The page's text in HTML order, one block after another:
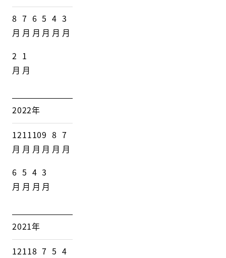
8
月
7
月
6
月
5
月
4
月
3
月
2
月
1
月
2022年
12
月
11
月
10
月
9
月
8
月
7
月
6
月
5
月
4
月
3
月
2021年
12118 7 5 4